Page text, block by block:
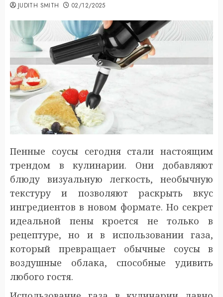
JUDITH SMITH 02/12/2025
Пенные соусы сегодня стали настоящим
трендом в кулинарии. Они добавляют
блюду визуальную легкость, необычную
текстуру и позволяют раскрыть вкус
ингредиентов в новом формате. Но секрет
идеальной пены кроется не только в
рецептуре, но и в использовании газа,
который превращает обычные соусы в
воздушные облака, способные удивить
любого гостя.